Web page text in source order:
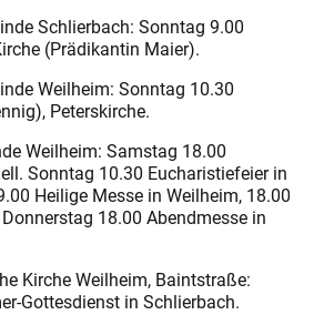
Schlierbach: Sonntag 9.00
(Prädikantin Maier).
­Weilheim: Sonntag 10.30
Peterskirche.
Weilheim: Samstag 18.00
Sonntag 10.30 Eucharistiefeier in
Heilige Messe in Weilheim, 18.00
18.00 Abendmesse in
Kirche Weilheim, Baintstraße:
Gottesdienst in Schlierbach.